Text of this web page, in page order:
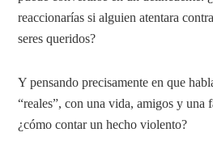
reaccionarías si alguien atentara
seres queridos?
Y pensando precisamente en que
“reales”, con una vida, amigos y una
¿cómo contar un hecho violento?